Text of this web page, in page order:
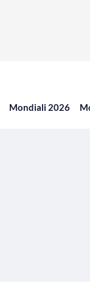
Mondiali 2026